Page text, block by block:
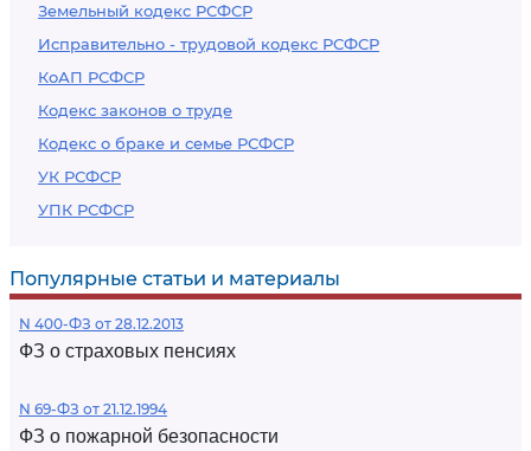
Земельный кодекс РСФСР
Исправительно - трудовой кодекс РСФСР
КоАП РСФСР
Кодекс законов о труде
Кодекс о браке и семье РСФСР
УК РСФСР
УПК РСФСР
Популярные статьи и материалы
N 400-ФЗ от 28.12.2013
ФЗ о страховых пенсиях
N 69-ФЗ от 21.12.1994
ФЗ о пожарной безопасности